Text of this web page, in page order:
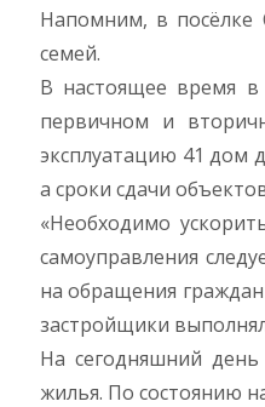
Напомним, в посёлке
семей.
В настоящее время в
первичном и
эксплуатацию 41 дом
а сроки сдачи
«Необходимо
самоуправления
на обращения
застройщики
На сегодняшний
жилья. По состоянию